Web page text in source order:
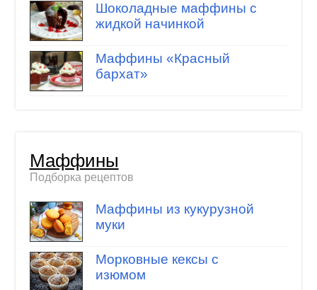
Шоколадные маффины с
жидкой начинкой
Маффины «Красный
бархат»
Маффины
Подборка рецептов
Маффины из кукурузной
муки
Морковные кексы с
изюмом